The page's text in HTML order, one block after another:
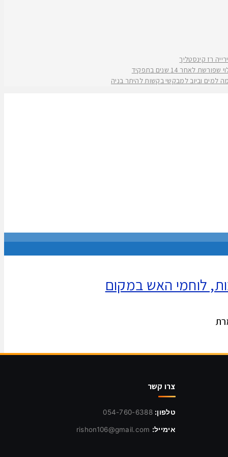
14 שנים בתפקיד
למים וביוב למבקשי בקשות להיתר בניה
לוחמי האש במקום
צרו קשר
טלפון: 054-760-6388
אימייל: rishon106@gmail.com